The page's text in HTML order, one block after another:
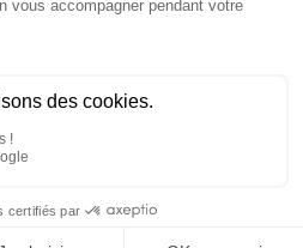
- par Via Compétences